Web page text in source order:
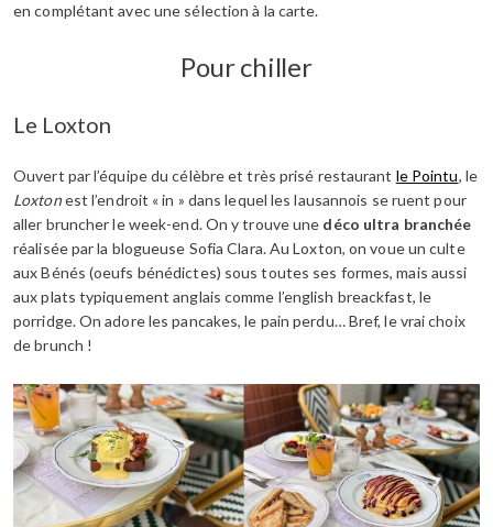
en complétant avec une sélection à la carte.
Pour chiller
Le Loxton
Ouvert par l’équipe du célèbre et très prisé restaurant le Pointu, le
Loxtonest l’endroit « in » dans lequel les lausannois se ruent pour
aller bruncher le week-end. On y trouve une déco ultra branchée
réalisée par la blogueuse Sofia Clara. Au Loxton, on voue un culte
aux Bénés (oeufs bénédictes) sous toutes ses formes, mais aussi
aux plats typiquement anglais comme l’english breackfast, le
porridge. On adore les pancakes, le pain perdu… Bref, le vrai choix
de brunch !